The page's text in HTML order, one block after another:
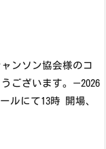
ンソン協会様のコ
ございます。 —2026
ルにて13時 開場、